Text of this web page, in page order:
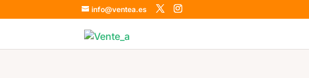
info@ventea.es